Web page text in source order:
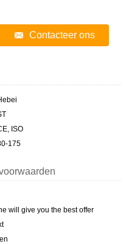
Contacteer ons
ISO
175
will give you the best offer